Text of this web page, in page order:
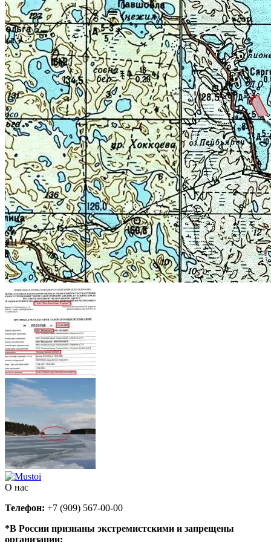
О нас
Телефон: +7 (909) 567-00-00
*В России признаны экстремистскими и запрещены
организации: